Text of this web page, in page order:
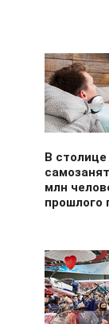
В
млн
прошлого